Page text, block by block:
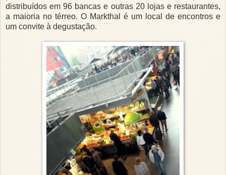
distribuídos em 96 bancas e outras 20 lojas e restaurantes,
a maioria no térreo. O Markthal é um local de encontros e
um convite à degustação.